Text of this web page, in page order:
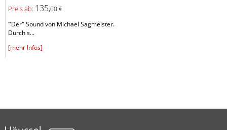
Preis ab: 135,00 €
"Der" Sound von Michael Sagmeister.
Durch s...
[mehr Infos]